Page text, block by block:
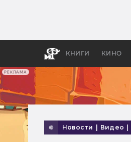
РЕКЛАМА
КНИГИ КИНО
Новости Видео